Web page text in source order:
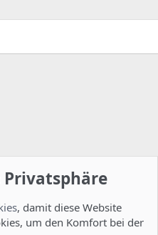
, damit diese Website
um den Komfort bei der